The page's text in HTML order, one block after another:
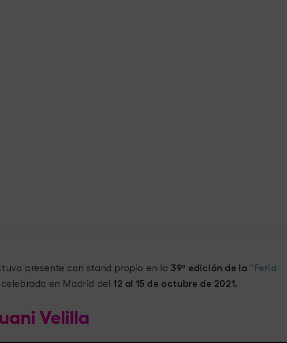
presente con stand propio en la 39ª edición de la “Feria
celebrada en Madrid del 12 al 15 de octubre de 2021.
Velilla